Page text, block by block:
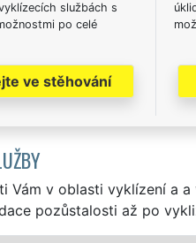
službách s
po celé
ve stěhování
Vám v oblasti vyklízení a
pozůstalosti až po